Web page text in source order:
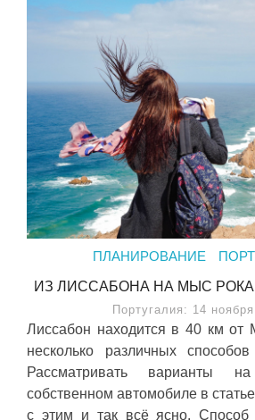
ПЛАНИРОВАНИЕ
ИЗ ЛИССАБОНА НА МЫС
Португалия: 14
Лиссабон находится в 40 км от
несколько различных
Рассматривать варианты
собственном автомобиле в
с этим и так всё ясно. Способ